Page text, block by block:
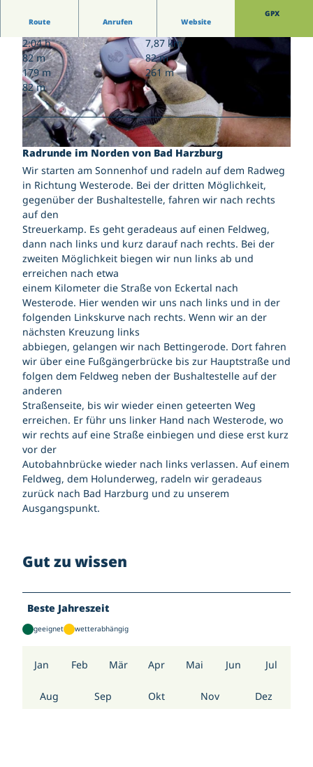
Känguroom
Sportpark Bad Harzburg
Wildgehege am Golfplatz
Kirchen
Kontakt | Anschrift
Parkmöglichkeiten
Pois
Tourist-Information
Gutscheine
Wetterdaten Großer Burgberg 483 m
Salz- und Lichterfest
Yellow Jockey Festival
147. Harzburger Galopprennwoche
Webcam
Gutscheine
Karriere
b
i
l
d
2
E
i
n
B
l
i
c
k
a
u
f
d
a
s
G
P
S
-
G
e
r
ä
t
Route Anrufen Website
GPX
2:04 h
7,87 km
82 m
82 m
179 m
261 m
82 m
Radrunde im Norden von Bad Harzburg
​Wir starten am Sonnenhof und radeln auf dem Radweg
in Richtung Westerode. Bei der dritten Möglichkeit,
gegenüber der Bushaltestelle, fahren wir nach rechts
auf den
Streuerkamp. Es geht geradeaus auf einen Feldweg,
dann nach links und kurz darauf nach rechts. Bei der
zweiten Möglichkeit biegen wir nun links ab und
erreichen nach etwa
einem Kilometer die Straße von Eckertal nach
Westerode. Hier wenden wir uns nach links und in der
folgenden Linkskurve nach rechts. Wenn wir an der
nächsten Kreuzung links
abbiegen, gelangen wir nach Bettingerode. Dort fahren
wir über eine Fußgängerbrücke bis zur Hauptstraße und
folgen dem Feldweg neben der Bushaltestelle auf der
anderen
Straßenseite, bis wir wieder einen geteerten Weg
erreichen. Er führ uns linker Hand nach Westerode, wo
wir rechts auf eine Straße einbiegen und diese erst kurz
vor der
Autobahnbrücke wieder nach links verlassen. Auf einem
Feldweg, dem Holunderweg, radeln wir geradeaus
zurück nach Bad Harzburg und zu unserem
Ausgangspunkt.
Gut zu wissen
Beste Jahreszeit
geeignet wetterabhängig
Jan Feb Mär Apr Mai Jun Jul
Aug Sep Okt Nov Dez